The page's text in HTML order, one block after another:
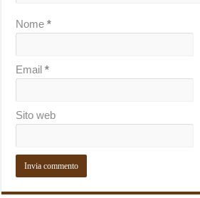
Nome*
Email*
Sito web